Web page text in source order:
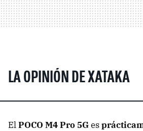
LA OPINIÓN DE XATAKA
ElPOCO M4 Pro 5Ges